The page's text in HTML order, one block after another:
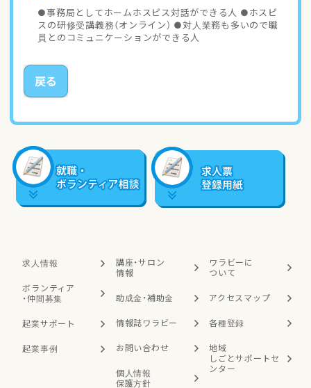
●事務局としてホームホスピス対話ができる人 ●ホスピ
スの研修受講義務（オンライン） ●対人業務も多いので職
員とのコミュニケーションができる人
戻る
求人情報
ボランティア
・仲間募集
起業サポート
起業事例
講座・サロン
情報
助成金・補助金
情報誌ワラビー
お問い合わせ
個人情報
保護方針
ワラビーに
ついて
アクセスマップ
各種登録
地域
しごとサポートセ
ンター